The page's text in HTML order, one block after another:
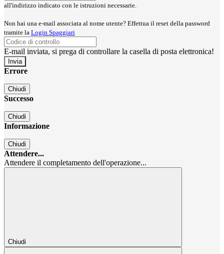
all'indirizzo indicato con le istruzioni necessarie.
Non hai una e-mail associata al nome utente? Effettua il reset della password
tramite la Login Spaggiari
E-mail inviata, si prega di controllare la casella di posta elettronica!
Errore
Chiudi
Successo
Chiudi
Informazione
Chiudi
Attendere...
Attendere il completamento dell'operazione...
Chiudi